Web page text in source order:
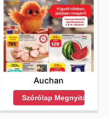
Auchan
Szórólap Megnyitása